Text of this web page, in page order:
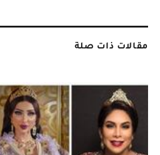
مقالات ذات صلة